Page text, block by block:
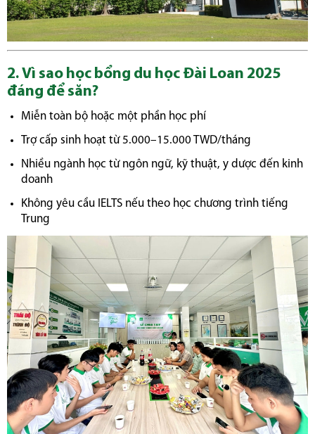
2. Vì sao học bổng du học Đài Loan 2025
đáng để săn?
Miễn toàn bộ hoặc một phần học phí
Trợ cấp sinh hoạt từ 5.000–15.000 TWD/tháng
Nhiều ngành học từ ngôn ngữ, kỹ thuật, y dược đến kinh
doanh
Không yêu cầu IELTS nếu theo học chương trình tiếng
Trung